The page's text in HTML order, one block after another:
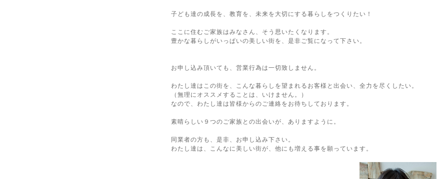
子ども達の成長を、教育を、未来を大切にする暮らしをつくりたい！
ここに住むご家族はみなさん、そう思いたくなります。
豊かな暮らしがいっぱいの美しい街を、是非ご覧になって下さい。
お申し込み頂いても、営業行為は一切致しません。
わたし達はこの街を、こんな暮らしを望まれるお客様と出会い、全力を尽くしたい。
（無理にオススメすることは、いけません。）
なので、わたし達は皆様からのご連絡をお待ちしております。
素晴らしい９つのご家族との出会いが、ありますように。
同業者の方も、是非、お申し込み下さい。
わたし達は、こんなに美しい街が、他にも増える事を願っています。